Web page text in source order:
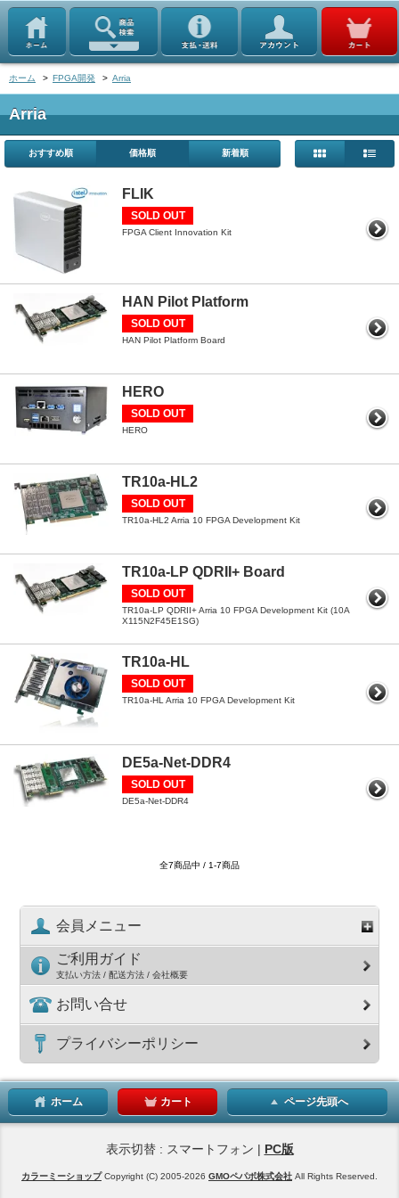
ホーム > FPGA開発 > Arria
Arria
おすすめ順 価格順 新着順
FLIK
SOLD OUT
FPGA Client Innovation Kit
HAN Pilot Platform
SOLD OUT
HAN Pilot Platform Board
HERO
SOLD OUT
HERO
TR10a-HL2
SOLD OUT
TR10a-HL2 Arria 10 FPGA Development Kit
TR10a-LP QDRII+ Board
SOLD OUT
TR10a-LP QDRII+ Arria 10 FPGA Development Kit (10A
X115N2F45E1SG)
TR10a-HL
SOLD OUT
TR10a-HL Arria 10 FPGA Development Kit
DE5a-Net-DDR4
SOLD OUT
DE5a-Net-DDR4
全7商品中 / 1-7商品
会員メニュー
ご利用ガイド
支払い方法 / 配送方法 / 会社概要
お問い合せ
プライバシーポリシー
ホーム カート ページ先頭へ
表示切替 : スマートフォン | PC版
カラーミーショップCopyright (C) 2005-2026 GMOペパボ株式会社 All Rights Reserved.